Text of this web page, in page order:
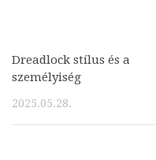
Dreadlock stílus és a
személyiség
2025.05.28.